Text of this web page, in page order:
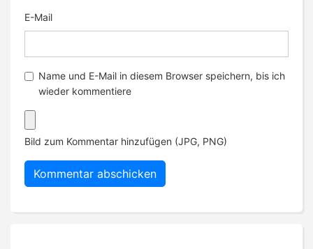
E-Mail
Name und E-Mail in diesem Browser speichern, bis ich
wieder kommentiere
Bild zum Kommentar hinzufügen (JPG, PNG)